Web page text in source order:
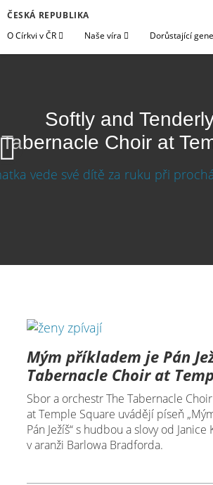
ČESKÁ REPUBLIKA
O Církvi v ČR
Naše víra Dorůstající
Softly and
Tabernacle Choir at
Mým příkladem je Pán
Tabernacle Choir at
Sbor a orchestr The Tabernacle
at Temple Square uvádějí píseň
Pán Ježíš“ s hudbou a slovy od Janice
v aranži Barlowa Bradforda.